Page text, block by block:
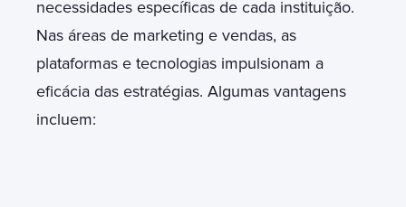
necessidades específicas de cada instituição.
Nas áreas de marketing e vendas, as
plataformas e tecnologias impulsionam a
eficácia das estratégias. Algumas vantagens
incluem: